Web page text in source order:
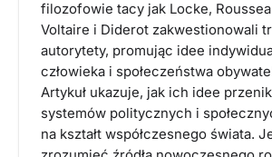
filozofowie tacy jak Locke,
Voltaire i Diderot zakwestionowali
autorytety, promując idee
człowieka i społeczeństwa
Artykuł ukazuje, jak ich idee
systemów politycznych i
na kształt współczesnego świata.